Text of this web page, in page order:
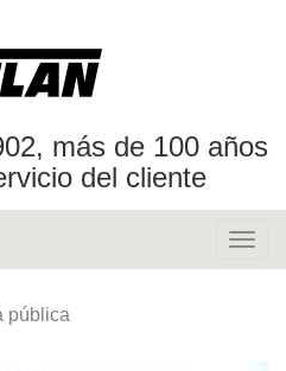
más de 100 años
del cliente
pública